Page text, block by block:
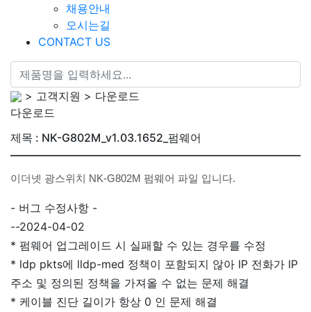
채용안내
오시는길
CONTACT US
> 고객지원 > 다운로드
다운로드
제목 : NK-G802M_v1.03.1652_펌웨어
이더넷 광스위치 NK-G802M 펌웨어 파일 입니다.
- 버그 수정사항 -
--2024-04-02
* 펌웨어 업그레이드 시 실패할 수 있는 경우를 수정
* ldp pkts에 lldp-med 정책이 포함되지 않아 IP 전화가 IP
주소 및 정의된 정책을 가져올 수 없는 문제 해결
* 케이블 진단 길이가 항상 0 인 문제 해결